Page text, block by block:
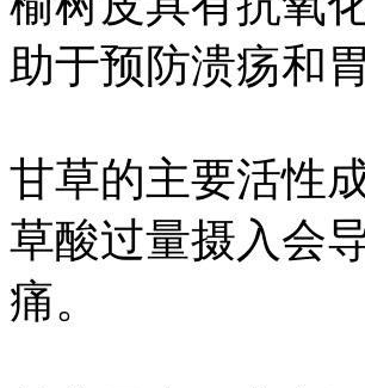
助于预防溃疡和
甘草的主要活性
草酸过量摄入会
痛。